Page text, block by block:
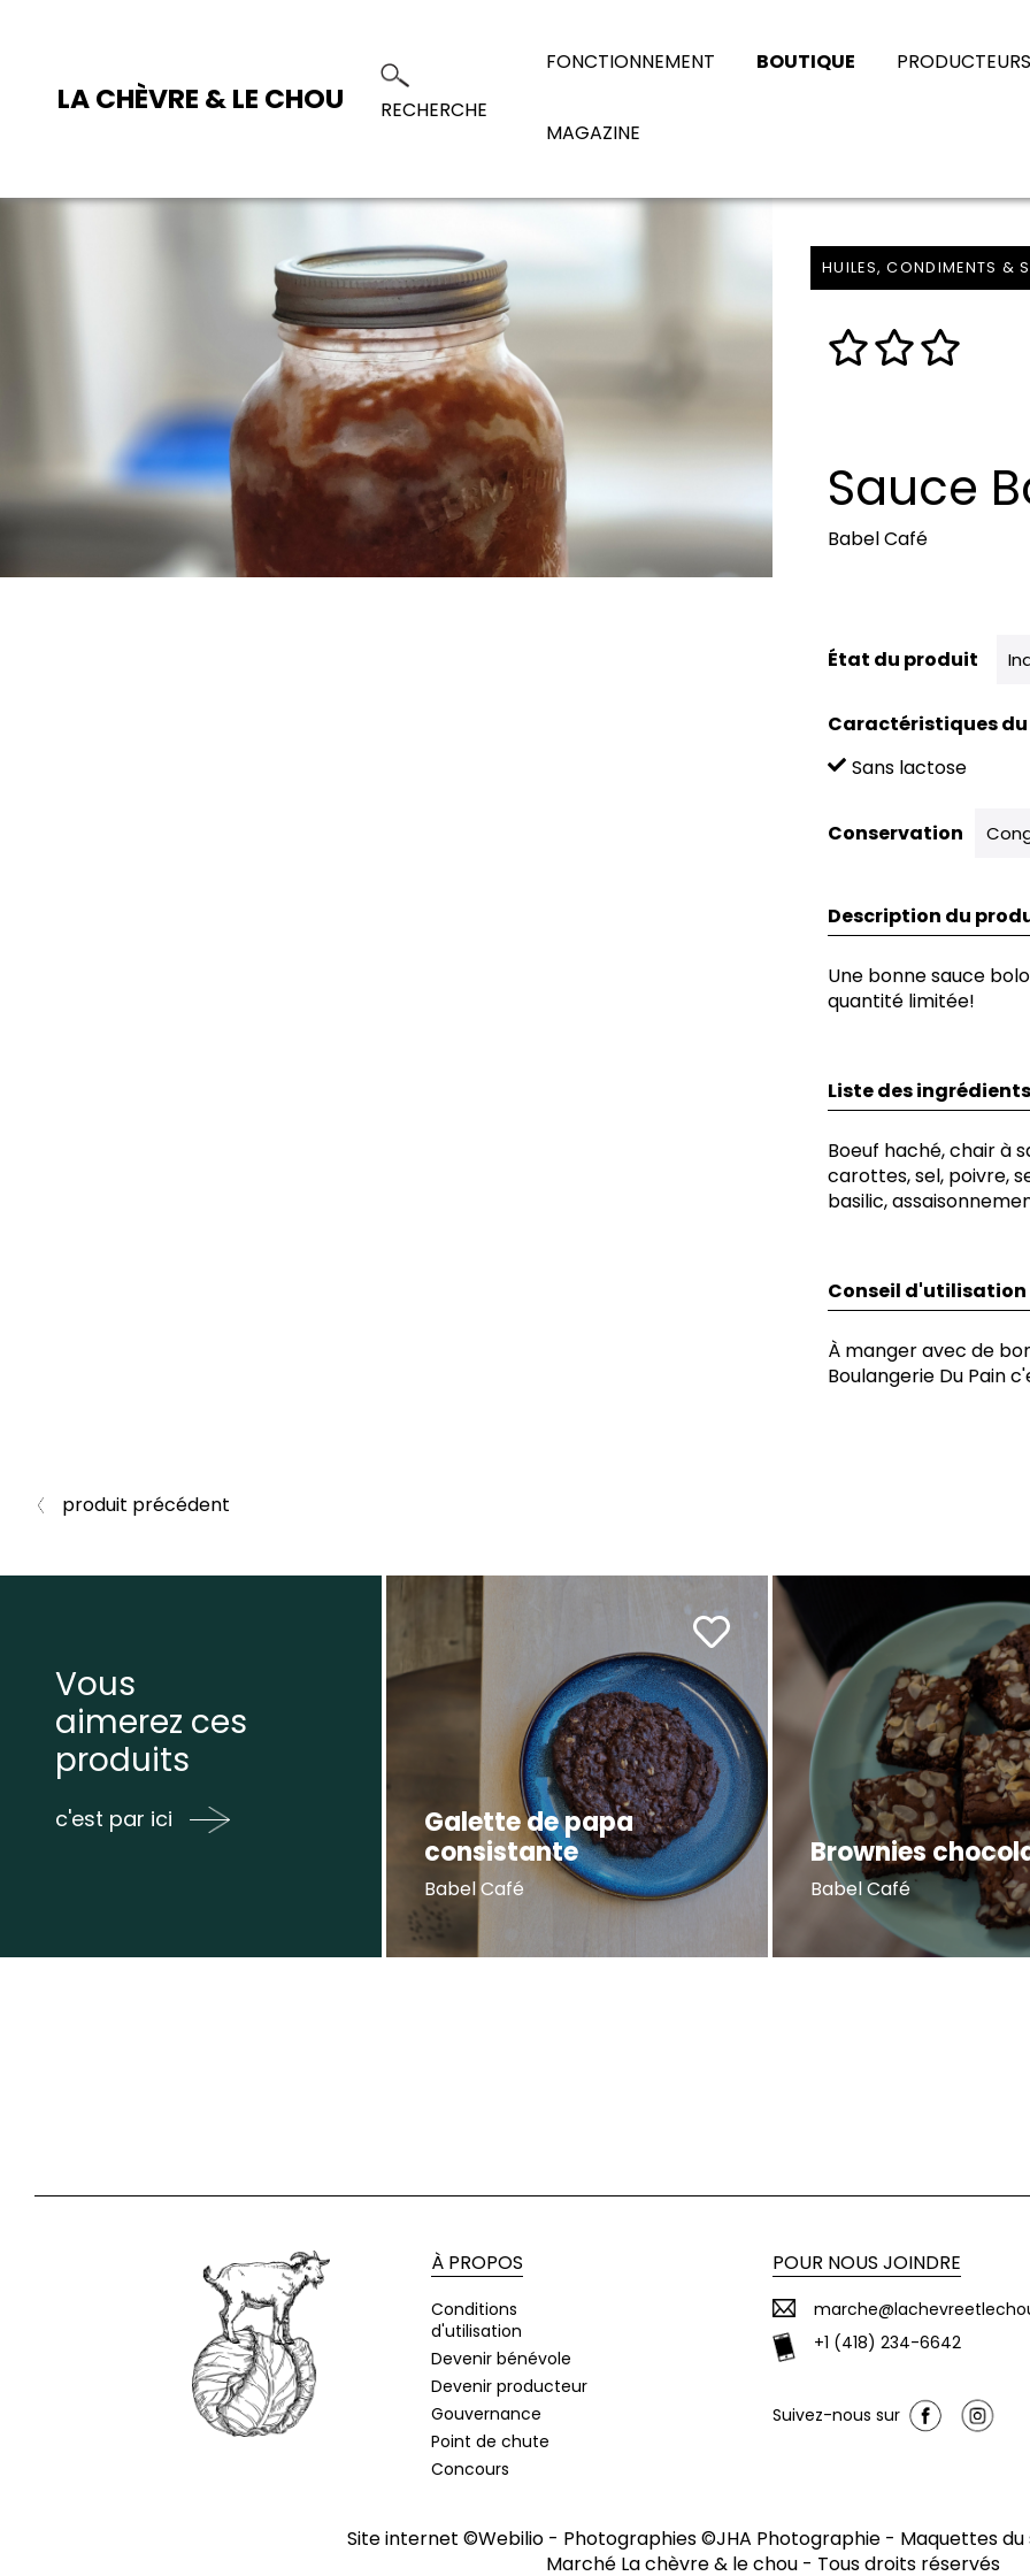
LA CHÈVRE & LE CHOU RECHERCHE
FONCTIONNEMENT BOUTIQUE PRODUCTEURS
MAGAZINE
HUILES, CONDIMENTS &
Sauce
Babel Café
État du produit
Caractéristiques
Sans lactose
Conservation
Description du
Une bonne sauce
quantité limitée!
Liste des ingrédients
Boeuf haché, chair à
carottes, sel, poivre,
basilic,
Conseil d'utilisation
À manger avec de
Boulangerie Du Pain
produit précédent
Vous
aimerez ces
produits
c'est par ici
Galette de papa
consistante
Babel Café
Brownies
Babel Café
À PROPOS
Conditions
d'utilisation
Devenir bénévole
Devenir producteur
Gouvernance
Point de chute
Concours
POUR NOUS JOINDRE
+1 (418) 234-6642
Suivez-nous sur
Site internet ©Webilio- Photographies ©JHA Photographie- Maquettes du
Marché La chèvre & le chou- Tous droits réservés